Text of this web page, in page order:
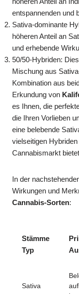
entspannenden und
Sativa-dominante
höheren Anteil an
und erhebende
50/50-Hybriden:
Mischung aus
Kombination aus
Erkundung von
es Ihnen, die
die Ihren Vorlieben
eine belebende
vielseitigen
Cannabismarkt
In der
Wirkungen und
Cannabis-Sorten:
Stämme
Typ
Sativa